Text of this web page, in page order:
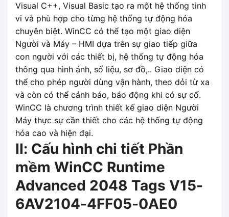
Visual C++, Visual Basic tạo ra một hệ thống tinh
vi và phù hợp cho từng hệ thống tự động hóa
chuyên biệt. WinCC có thể tạo một giao diện
Người và Máy – HMI dựa trên sự giao tiếp giữa
con người với các thiết bị, hệ thống tự động hóa
thông qua hình ảnh, số liệu, sơ đồ,.. Giao diện có
thể cho phép người dùng vận hành, theo dỏi từ xa
và còn có thể cảnh báo, báo động khi có sự cố.
WinCC là chương trình thiết kế giao diện Người
Máy thực sự cần thiết cho các hệ thống tự động
hóa cao và hiện đại.
II: Cấu hình chi tiết Phần
mềm WinCC Runtime
Advanced 2048 Tags V15-
6AV2104-4FF05-0AE0